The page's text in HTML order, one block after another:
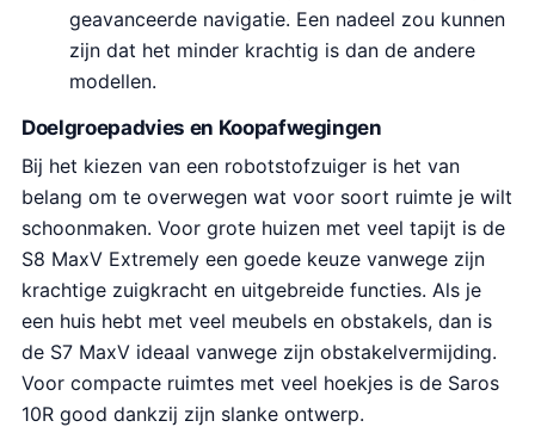
p
r
j
s
w
a
s
:
€
1
,
4
€
8
9
.
0
0
geavanceerde navigatie. Een nadeel zou kunnen
zijn dat het minder krachtig is dan de andere
modellen.
Doelgroepadvies en Koopafwegingen
Bij het kiezen van een robotstofzuiger is het van
belang om te overwegen wat voor soort ruimte je wilt
schoonmaken. Voor grote huizen met veel tapijt is de
S8 MaxV Extremely een goede keuze vanwege zijn
krachtige zuigkracht en uitgebreide functies. Als je
een huis hebt met veel meubels en obstakels, dan is
de S7 MaxV ideaal vanwege zijn obstakelvermijding.
Voor compacte ruimtes met veel hoekjes is de Saros
10R good dankzij zijn slanke ontwerp.